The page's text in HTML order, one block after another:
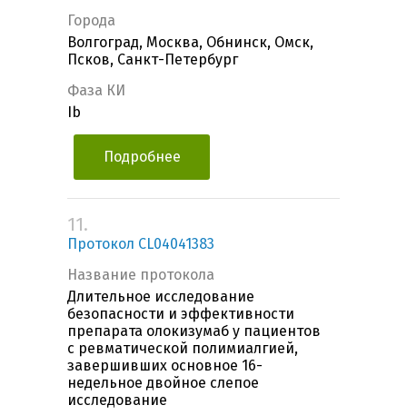
Города
Волгоград, Москва, Обнинск, Омск,
Псков, Санкт-Петербург
Фаза КИ
Ib
Подробнее
11.
Протокол CL04041383
Название протокола
Длительное исследование
безопасности и эффективности
препарата олокизумаб у пациентов
с ревматической полимиалгией,
завершивших основное 16-
недельное двойное слепое
исследование